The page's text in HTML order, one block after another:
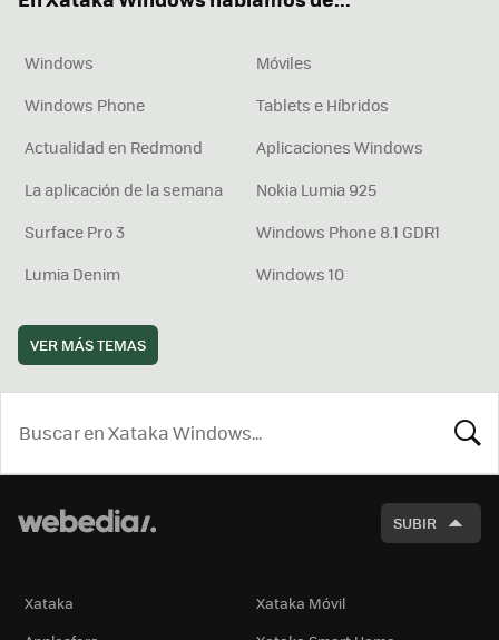
Windows
Móviles
Windows Phone
Tablets e Híbridos
Actualidad en Redmond
Aplicaciones Windows
La aplicación de la semana
Nokia Lumia 925
Surface Pro 3
Windows Phone 8.1 GDR1
Lumia Denim
Windows 10
VER MÁS TEMAS
SUBIR
Xataka
Xataka Móvil